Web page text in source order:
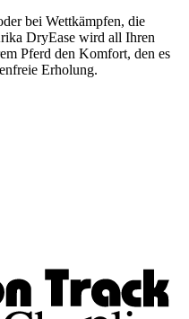
bei Wettkämpfen, die
DryEase wird all Ihren
Pferd den Komfort, den es
Erholung.